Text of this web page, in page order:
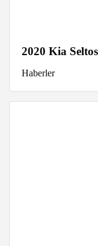
2020 Kia
Haberler